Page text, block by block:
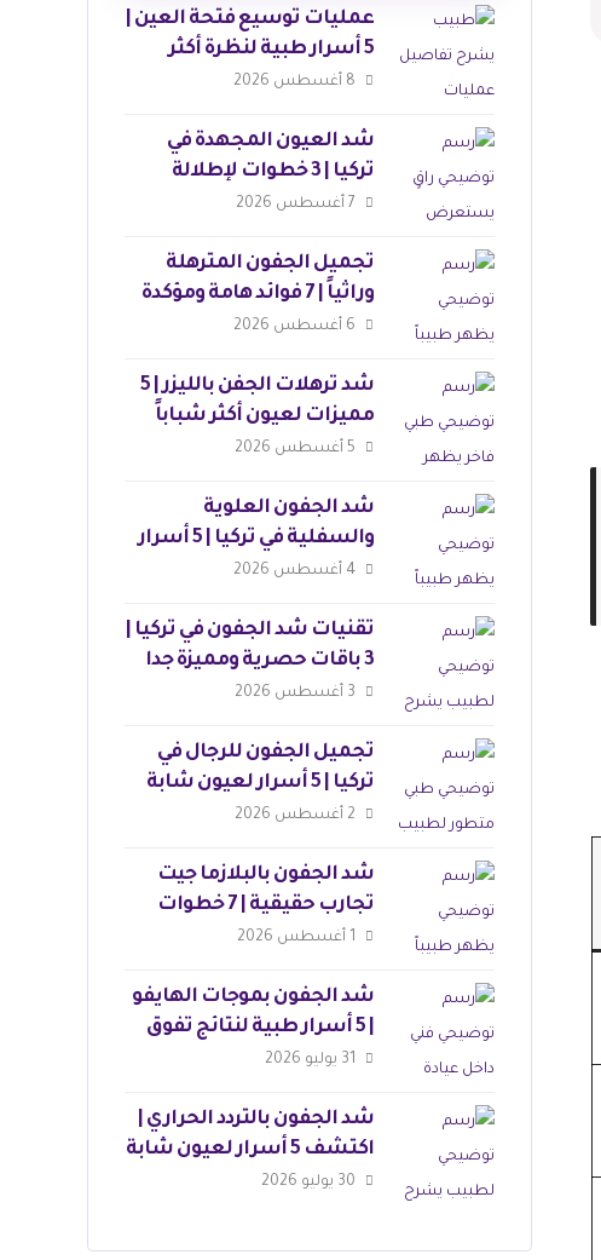
عمليات توسيع فتحة العين |
5 أسرار طبية لنظرة أكثر
جاذبية
8 أغسطس 2026
شد العيون المجهدة في
تركيا | 3 خطوات لإطلالة
ساحرة
7 أغسطس 2026
تجميل الجفون المترهلة
وراثياً | 7 فوائد هامة ومؤكدة
6 أغسطس 2026
شد ترهلات الجفن بالليزر | 5
مميزات لعيون أكثر شباباً
5 أغسطس 2026
شد الجفون العلوية
والسفلية في تركيا | 5 أسرار
لنتائج مثالية
4 أغسطس 2026
تقنيات شد الجفون في تركيا |
3 باقات حصرية ومميزة جدا
3 أغسطس 2026
تجميل الجفون للرجال في
تركيا | 5 أسرار لعيون شابة
وجذابة
2 أغسطس 2026
شد الجفون بالبلازما جيت
تجارب حقيقية | 7 خطوات
للجمال
1 أغسطس 2026
شد الجفون بموجات الهايفو
| 5 أسرار طبية لنتائج تفوق
التوقعات
31 يوليو 2026
شد الجفون بالتردد الحراري |
اكتشف 5 أسرار لعيون شابة
30 يوليو 2026